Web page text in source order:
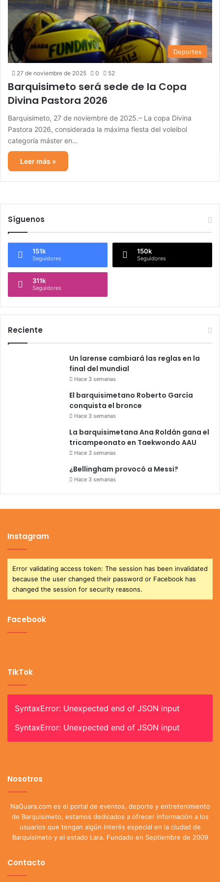
Deportes
27 de noviembre de 2025 0 52
Barquisimeto será sede de la Copa
Divina Pastora 2026
Barquisimeto, 27 de noviembre de 2025.– La copa Divina
Pastora 2026, considerada la máxima fiesta del voleibol
categoría máster en…
Leer más »
Síguenos
151k
Seguidores
150k
Seguidores
311k
Seguidores
Reciente
Un larense cambiará las reglas en la
final del mundial
Hace 3 semanas
El barquisimetano Roberto García
conquista el bronce
Hace 3 semanas
La barquisimetana Ana Roldán gana el
tricampeonato en Taekwondo AAU
Hace 3 semanas
¿Bellingham provocó a Messi?
Hace 3 semanas
Instagram
Error validating access token: The session has been invalidated
because the user changed their password or Facebook has
changed the session for security reasons.
Facebook
TikTok
SyntaxError: Unexpected end of JSON input
SyntaxError: Unexpected end of JSON input
Nosotros
NaGuara.com es el portal de eventos, deporte y entretenimiento
de Barquisimeto, estamos dedicados a ofrecer información a los
usuarios que tengan algún interés especial en la ciudad de
Barquisimeto y el estado Lara. Fundado en Septiembre de 2009
Contacto